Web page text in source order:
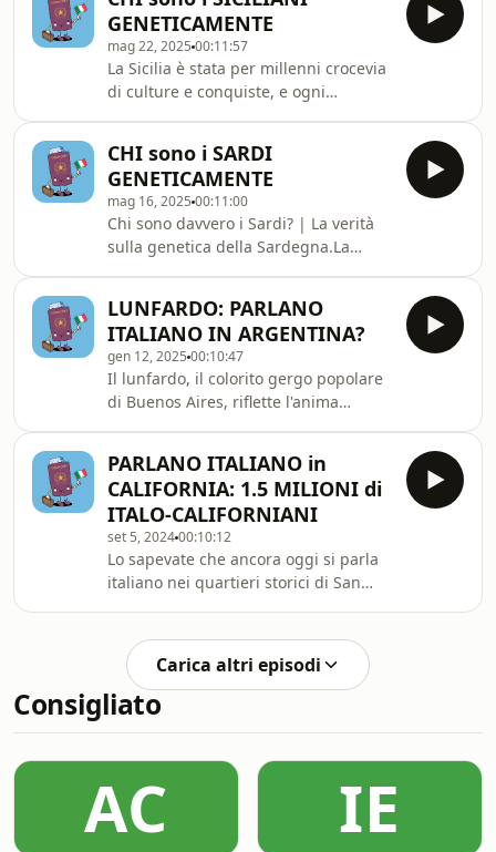
NUOVO CA
con un patrimonio ricco e complesso.
La storia genetica dei napoletani è
anche la storia della Campania: un
mosaico unico fatto di DNA e cultura.
GENETICAMENTE
mag 22, 2025 00:11:57
La Sicilia è stata per millenni crocevia
di culture e conquiste, e ogni
sono greci, arabi, normanni o forse
vichinghi? In questo video esploriamo
l&#39;affascinante storia genetica
della Sicilia, scoprendo chi sono
davvero i siciliani di oggi e quali
popoli hanno lasciato tracce nel loro
DNA.Vedremo insieme quali
percentuali
CHI sono i SARDI
GENETICAMENTE
mag 16, 2025 00:11:00
Chi sono davvero i Sardi? | La verità
sulla genetica della Sardegna.La
vero e proprio laboratorio genetico a
cielo aperto. Ma cosa rende i Sardi
così unici dal punto di vista genetico?
LUNFARDO: PARLANO
ITALIANO IN ARGENTINA?
gen 12, 2025 00:10:47
Il lunfardo, il colorito gergo popolare
di Buenos Aires, riflette l'anima
e altre culture, arricchisce la lingua
con parole come 'laburar', 'pibe' e
'mina'. Scopri come questo linguaggio
unico ha influenzato la società
argentina e il tango, evolvendosi con
le nuove generazioni.
PARLANO ITALIANO in
CALIFORNIA: 1.5 MILIONI di
ITALO-CALIFORNIANI
set 5, 202400:10:12
Lo sapevate che ancora oggi si parla
italiano nei quartieri storici di San
italo-californiani hanno mantenuto
vive la lingua e le tradizioni italiane
fin dalla metà dell&#39;Ottocento.
Dalla prima ondata migratoria nel
contribuito allo sviluppo economico
della California, ma hanno anche
portato
Carica altri episodi
Consigliato
AC IE